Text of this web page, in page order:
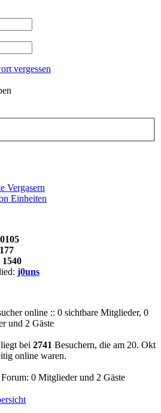
vergessen
Vergasern
Einheiten
1540
j0uns
online :: 0 sichtbare Mitglieder, 0
und 2 Gäste
bei 2741 Besuchern, die am 20. Okt
online waren.
0 Mitglieder und 2 Gäste